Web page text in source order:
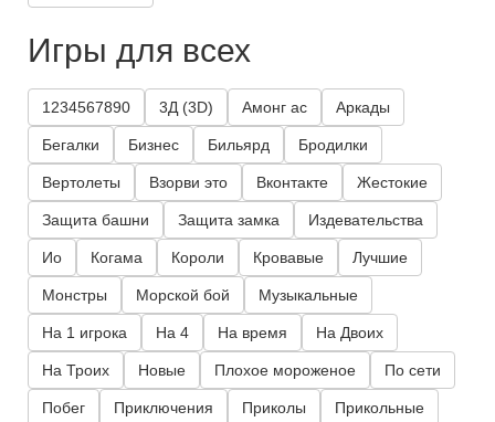
Игры для всех
1234567890 3Д (3D) Амонг ас Аркады
Бегалки Бизнес Бильярд Бродилки
Вертолеты Взорви это Вконтакте Жестокие
Защита башни Защита замка Издевательства
Ио Когама Короли Кровавые Лучшие
Монстры Морской бой Музыкальные
На 1 игрока На 4 На время На Двоих
На Троих Новые Плохое мороженое По сети
Побег Приключения Приколы Прикольные